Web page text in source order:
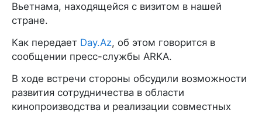
Вьетнама, находящейся с визитом в нашей
стране.
Как передает Day.Az, об этом говорится в
сообщении пресс-службы ARKA.
В ходе встречи стороны обсудили возможности
развития сотрудничества в области
кинопроизводства и реализации совместных